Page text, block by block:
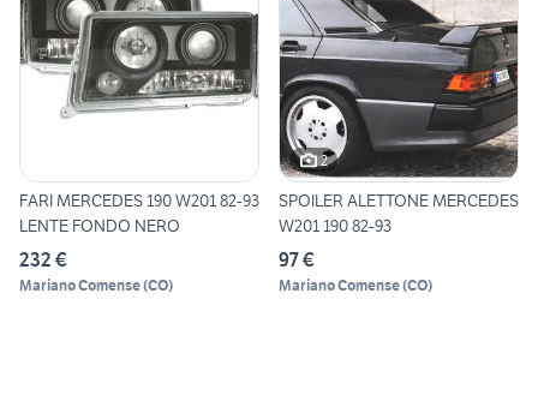
FARI MERCEDES 190 W201 82-93
LENTE FONDO NERO
232 €
Mariano Comense(CO)
2
SPOILER ALETTONE MERCEDES
W201 190 82-93
97 €
Mariano Comense(CO)